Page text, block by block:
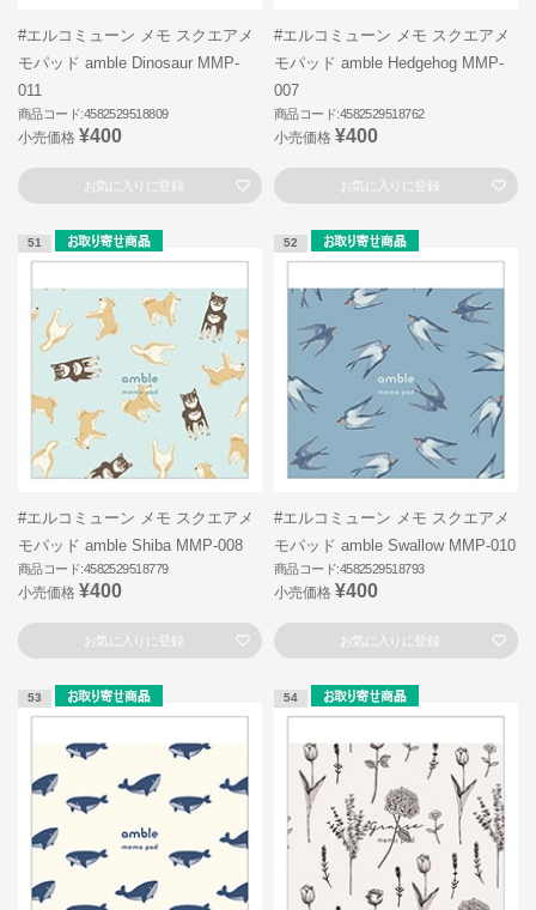
#エルコミューン メモ スクエアメ
モパッド amble Dinosaur MMP-
011
商品コード:4582529518809
小売価格 ¥400
お気に入りに登録
#エルコミューン メモ スクエアメ
モパッド amble Hedgehog MMP-
007
商品コード:4582529518762
小売価格 ¥400
お気に入りに登録
51
#エルコミューン メモ スクエアメ
モパッド amble Shiba MMP-008
商品コード:4582529518779
小売価格 ¥400
お気に入りに登録
52
#エルコミューン メモ スクエアメ
モパッド amble Swallow MMP-010
商品コード:4582529518793
小売価格 ¥400
お気に入りに登録
53 54